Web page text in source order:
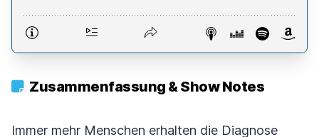
Zusammenfassung & Show Notes
Immer mehr Menschen erhalten die Diagnose